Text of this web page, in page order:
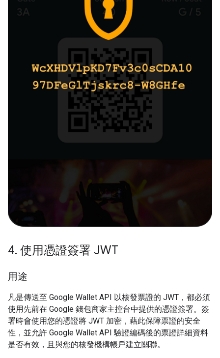
4. 使用憑證簽署 JWT
用途
凡是傳送至 Google Wallet API 以核發票證的 JWT，都必須
使用先前在 Google 錢包商家主控台中提供的憑證簽署。簽
署時會使用您的憑證將 JWT 加密，藉此保障票證的安全
性，並允許 Google Wallet API 驗證編碼後的票證詳細資料
是否有效，且與您的核發機構帳戶建立關聯。